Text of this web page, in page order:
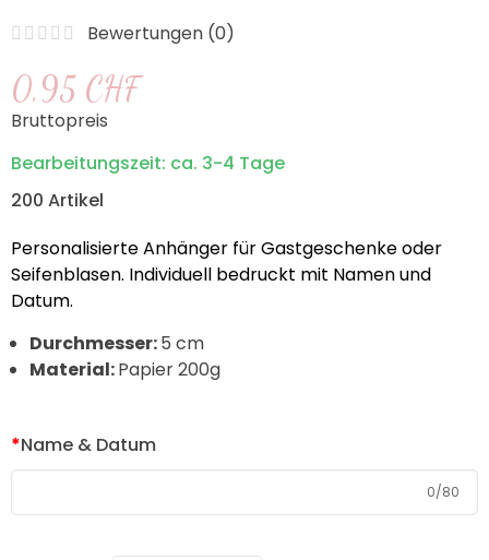
Bewertungen (0)
0,95 CHF
Bruttopreis
Bearbeitungszeit: ca. 3-4 Tage
200 Artikel
Personalisierte Anhänger für Gastgeschenke oder
Seifenblasen. Individuell bedruckt mit Namen und
Datum.
Durchmesser:5 cm
Material:Papier 200g
*Name & Datum
0/80